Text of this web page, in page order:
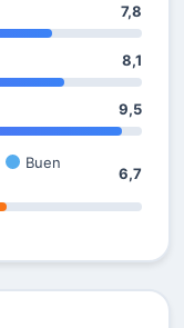
7,8
8,1
9,5
Buen
6,7